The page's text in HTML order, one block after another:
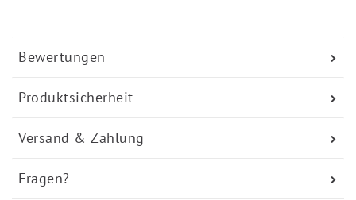
Bewertungen
Produktsicherheit
Versand & Zahlung
Fragen?